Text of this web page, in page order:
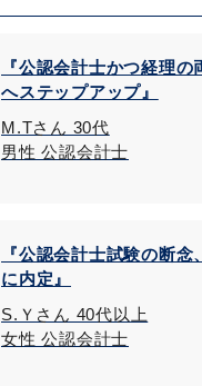
『公認会計士かつ経理
へステップアップ』
M.Tさん 30代
男性 公認会計士
『公認会計士試験の断
に内定』
S.Ｙさん 40代以上
女性 公認会計士